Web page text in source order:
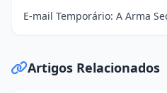
Artigos Relacionados